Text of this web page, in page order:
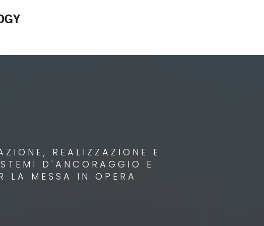
REALIZZAZIONE E
D'ANCORAGGIO E
LA MESSA IN OPERA